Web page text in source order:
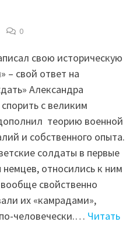
0
свою историческую
– свой ответ на
Александра
с великим
теорию военной
и собственного опыта.
солдаты в первые
относились к ним
свойственно
их «камрадами»,
человечески.… Читать